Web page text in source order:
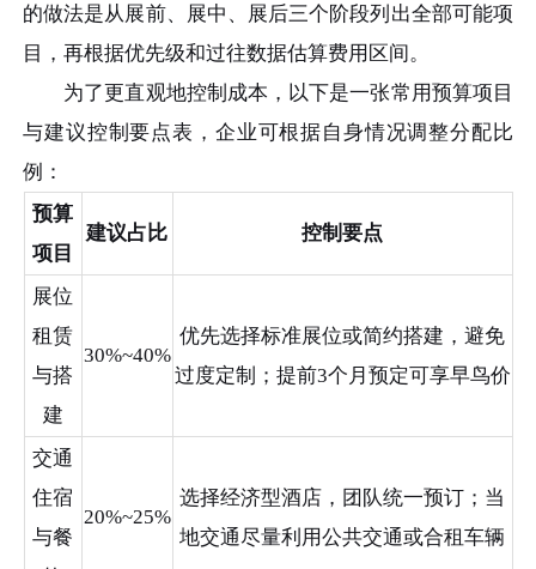
的做法是从展前、展中、展后三个阶段列出全部可能项
目，再根据优先级和过往数据估算费用区间。
为了更直观地控制成本，以下是一张常用预算项目
与建议控制要点表，企业可根据自身情况调整分配比
例：
预算
项目
建议占比 控制要点
展位
租赁
与搭
建
30%~40%
优先选择标准展位或简约搭建，避免
过度定制；提前3个月预定可享早鸟价
交通
住宿
与餐
20%~25%
选择经济型酒店，团队统一预订；当
地交通尽量利用公共交通或合租车辆